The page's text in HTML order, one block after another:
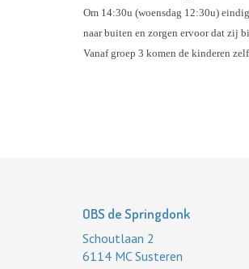
Om 14:30u (woensdag 12:30u)
naar buiten en zorgen ervoor dat zij
Vanaf groep 3 komen de kinderen
OBS de Springdonk
Schoutlaan 2
6114 MC Susteren